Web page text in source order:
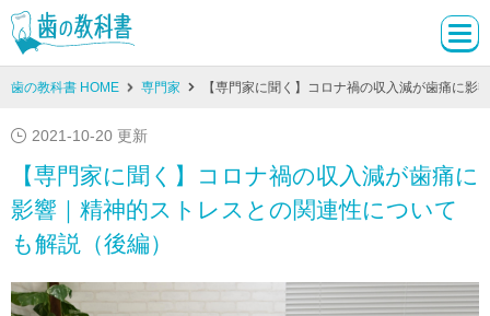
歯の教科書 HOME 専門家 【専門家に聞く】コロナ禍の収入減が歯痛に
2021-10-20 更新
【専門家に聞く】コロナ禍の収入減が歯痛に
影響｜精神的ストレスとの関連性について
も解説（後編）